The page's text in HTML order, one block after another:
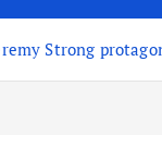
Strong